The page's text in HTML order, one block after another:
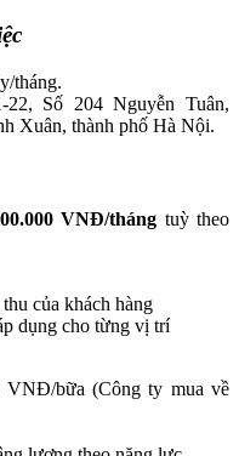
tháng.
22, Số 204 Nguyễn Tuân,
Xuân, thành phố Hà Nội.
VNĐ/tháng tuỳ theo
của khách hàng
dụng cho từng vị trí
bữa (Công ty mua về